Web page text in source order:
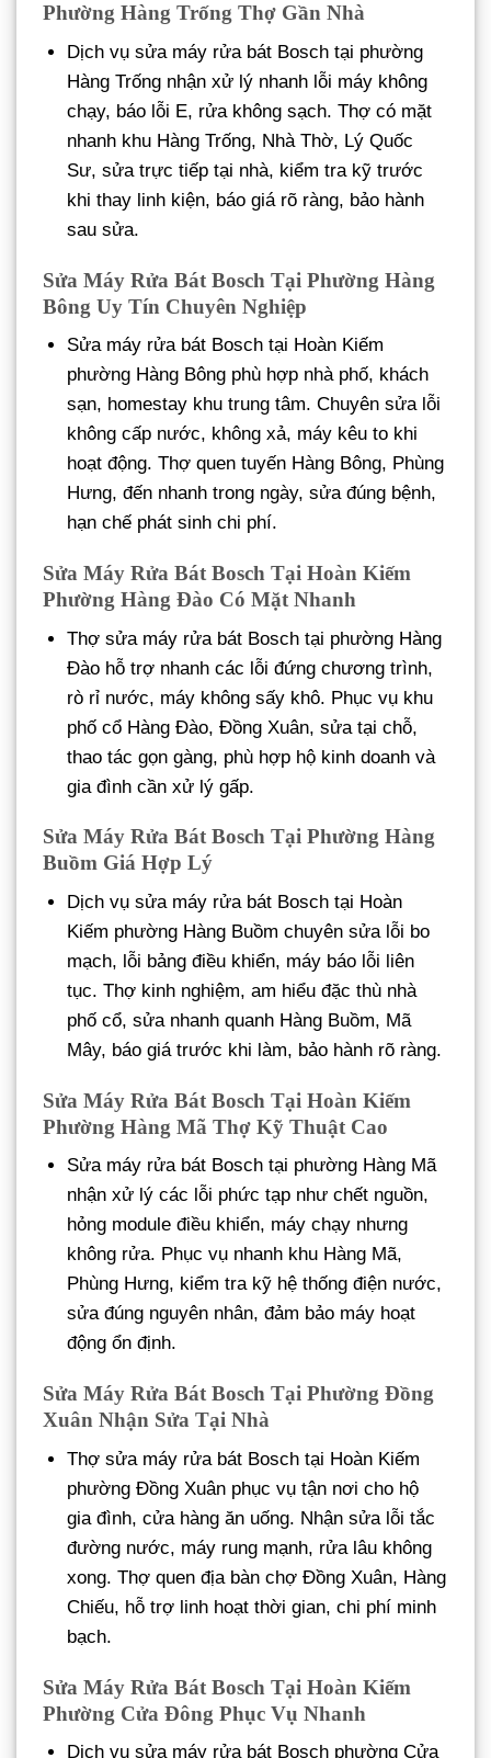
Phường Hàng Trống Thợ Gần Nhà
Dịch vụ sửa máy rửa bát Bosch tại phường
Hàng Trống nhận xử lý nhanh lỗi máy không
chạy, báo lỗi E, rửa không sạch. Thợ có mặt
nhanh khu Hàng Trống, Nhà Thờ, Lý Quốc
Sư, sửa trực tiếp tại nhà, kiểm tra kỹ trước
khi thay linh kiện, báo giá rõ ràng, bảo hành
sau sửa.
Sửa Máy Rửa Bát Bosch Tại Phường Hàng
Bông Uy Tín Chuyên Nghiệp
Sửa máy rửa bát Bosch tại Hoàn Kiếm
phường Hàng Bông phù hợp nhà phố, khách
sạn, homestay khu trung tâm. Chuyên sửa lỗi
không cấp nước, không xả, máy kêu to khi
hoạt động. Thợ quen tuyến Hàng Bông, Phùng
Hưng, đến nhanh trong ngày, sửa đúng bệnh,
hạn chế phát sinh chi phí.
Sửa Máy Rửa Bát Bosch Tại Hoàn Kiếm
Phường Hàng Đào Có Mặt Nhanh
Thợ sửa máy rửa bát Bosch tại phường Hàng
Đào hỗ trợ nhanh các lỗi đứng chương trình,
rò rỉ nước, máy không sấy khô. Phục vụ khu
phố cổ Hàng Đào, Đồng Xuân, sửa tại chỗ,
thao tác gọn gàng, phù hợp hộ kinh doanh và
gia đình cần xử lý gấp.
Sửa Máy Rửa Bát Bosch Tại Phường Hàng
Buồm Giá Hợp Lý
Dịch vụ sửa máy rửa bát Bosch tại Hoàn
Kiếm phường Hàng Buồm chuyên sửa lỗi bo
mạch, lỗi bảng điều khiển, máy báo lỗi liên
tục. Thợ kinh nghiệm, am hiểu đặc thù nhà
phố cổ, sửa nhanh quanh Hàng Buồm, Mã
Mây, báo giá trước khi làm, bảo hành rõ ràng.
Sửa Máy Rửa Bát Bosch Tại Hoàn Kiếm
Phường Hàng Mã Thợ Kỹ Thuật Cao
Sửa máy rửa bát Bosch tại phường Hàng Mã
nhận xử lý các lỗi phức tạp như chết nguồn,
hỏng module điều khiển, máy chạy nhưng
không rửa. Phục vụ nhanh khu Hàng Mã,
Phùng Hưng, kiểm tra kỹ hệ thống điện nước,
sửa đúng nguyên nhân, đảm bảo máy hoạt
động ổn định.
Sửa Máy Rửa Bát Bosch Tại Phường Đồng
Xuân Nhận Sửa Tại Nhà
Thợ sửa máy rửa bát Bosch tại Hoàn Kiếm
phường Đồng Xuân phục vụ tận nơi cho hộ
gia đình, cửa hàng ăn uống. Nhận sửa lỗi tắc
đường nước, máy rung mạnh, rửa lâu không
xong. Thợ quen địa bàn chợ Đồng Xuân, Hàng
Chiếu, hỗ trợ linh hoạt thời gian, chi phí minh
bạch.
Sửa Máy Rửa Bát Bosch Tại Hoàn Kiếm
Phường Cửa Đông Phục Vụ Nhanh
Dịch vụ sửa máy rửa bát Bosch phường Cửa